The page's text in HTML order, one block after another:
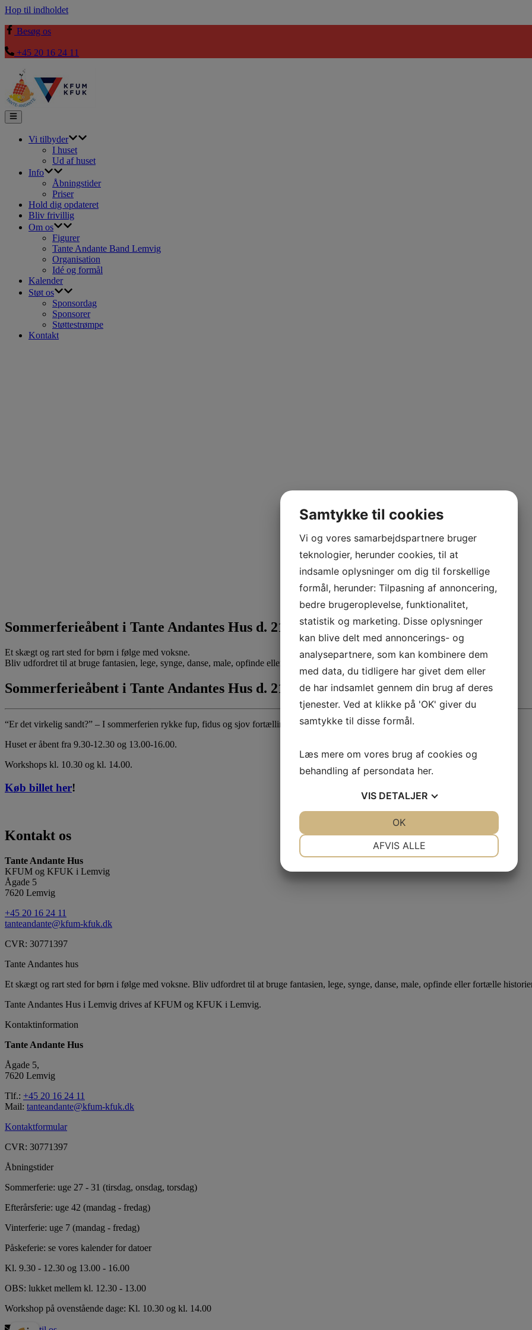
Hop til indholdet
Besøg os
+45 20 16 24 11
Vi tilbyder
I huset
Ud af huset
Info
Åbningstider
Priser
Hold dig opdateret
Bliv frivillig
Om os
Figurer
Tante Andante Band Lemvig
Organisation
Idé og formål
Kalender
Støt os
Sponsordag
Sponsorer
Støttestrømpe
Kontakt
Sommerferieåbent i Tante Andantes Hus d. 21. juli
Et skægt og rart sted for børn i følge med voksne.
Bliv udfordret til at bruge fantasien, lege, synge, danse, male, opfinde eller fortælle historier.
Sommerferieåbent i Tante Andantes Hus d. 21. juli
“Er det virkelig sandt?” – I sommerferien rykke fup, fidus og sjov fortællinger ind i Tante Andantes Hus
Huset er åbent fra 9.30-12.30 og 13.00-16.00.
Workshops kl. 10.30 og kl. 14.00.
Køb billet her!
Kontakt os
Tante Andante Hus
KFUM og KFUK i Lemvig
Ågade 5
7620 Lemvig
+45 20 16 24 11
tanteandante@kfum-kfuk.dk
CVR: 30771397
Tante Andantes hus
Et skægt og rart sted for børn i følge med voksne. Bliv udfordret til at bruge fantasien, lege, synge, danse, male, opfinde eller fortælle
Tante Andantes Hus i Lemvig drives af KFUM og KFUK i Lemvig.
Kontaktinformation
Tante Andante Hus
Ågade 5,
7620 Lemvig
Tlf.: +45 20 16 24 11
Mail: tanteandante@kfum-kfuk.dk
Kontaktformular
CVR: 30771397
Åbningstider
Sommerferie: uge 27 - 31 (tirsdag, onsdag, torsdag)
Efterårsferie: uge 42 (mandag - fredag)
Vinterferie: uge 7 (mandag - fredag)
Påskeferie: se vores kalender for datoer
Kl. 9.30 - 12.30 og 13.00 - 16.00
OBS: lukket mellem kl. 12.30 - 13.00
Workshop på ovenstående dage: Kl. 10.30 og kl. 14.00
Samtykke til cookies
Vi og vores samarbejdspartnere bruger
teknologier, herunder cookies, til at
indsamle oplysninger om dig til forskellige
formål, herunder: Tilpasning af annoncering,
bedre brugeroplevelse, funktionalitet,
statistik og marketing. Disse oplysninger
kan blive delt med annoncerings- og
analysepartnere, som kan kombinere dem
med data, du tidligere har givet dem eller
de har indsamlet gennem din brug af deres
tjenester. Ved at klikke på 'OK' giver du
samtykke til disse formål.
Læs mere om vores brug af cookies og
behandling af persondata her.
VIS DETALJER
AFVIS ALLE
OK